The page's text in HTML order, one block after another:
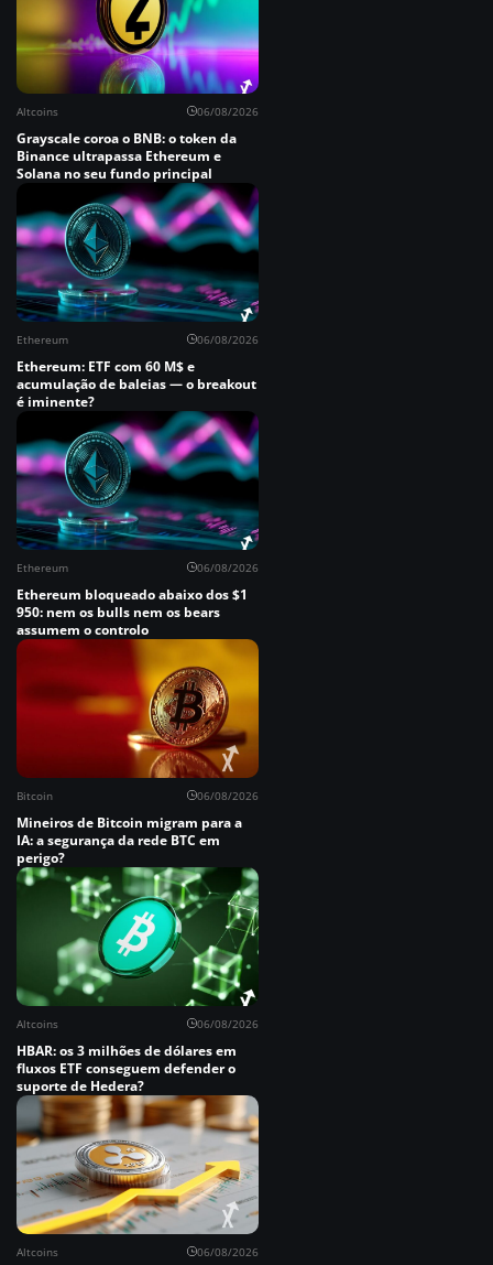
Altcoins 06/08/2026
Grayscale coroa o BNB: o token da
Binance ultrapassa Ethereum e
Solana no seu fundo principal
Ethereum 06/08/2026
Ethereum: ETF com 60 M$ e
acumulação de baleias — o breakout
é iminente?
Ethereum 06/08/2026
Ethereum bloqueado abaixo dos $1
950: nem os bulls nem os bears
assumem o controlo
Bitcoin 06/08/2026
Mineiros de Bitcoin migram para a
IA: a segurança da rede BTC em
perigo?
Altcoins 06/08/2026
HBAR: os 3 milhões de dólares em
fluxos ETF conseguem defender o
suporte de Hedera?
Altcoins 06/08/2026